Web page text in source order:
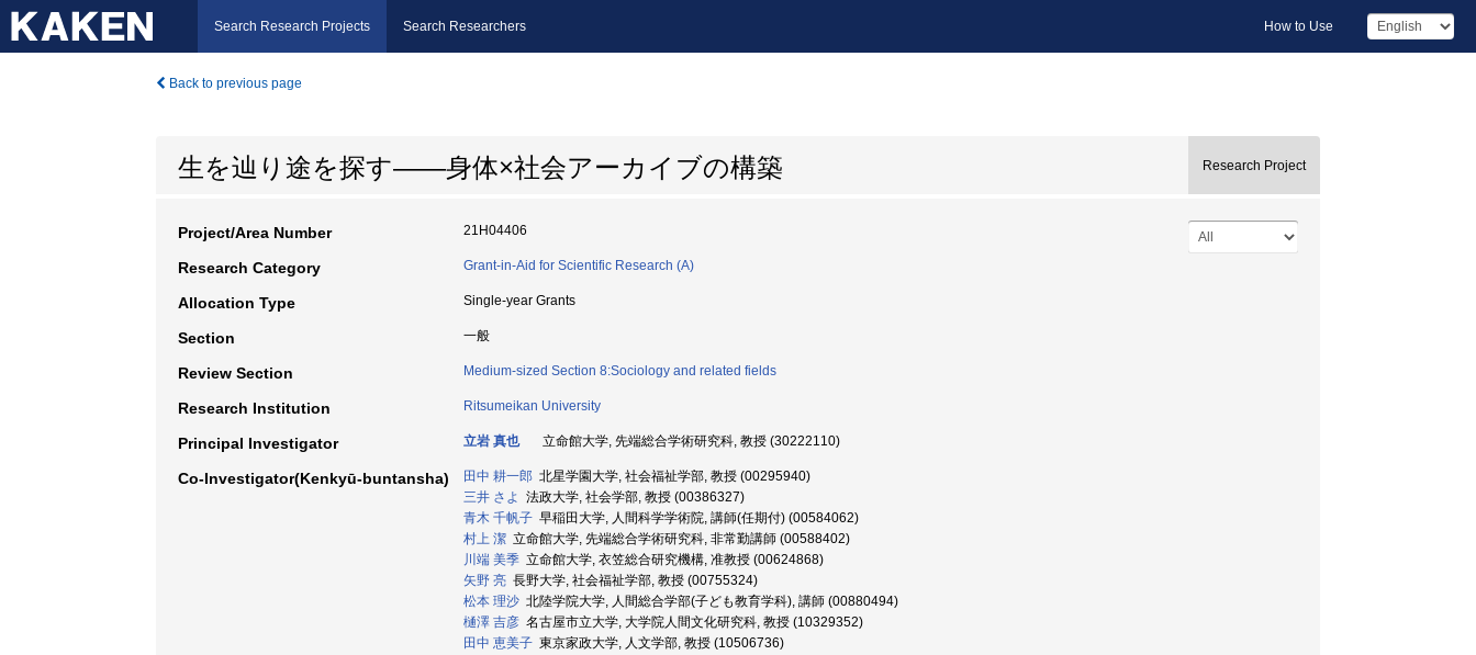
Search Research Projects Search Researchers How to Use
Back to previous page
生を辿り途を探す――身体×社会アーカイブの構築 Research Project
Project/Area Number 21H04406
Research Category Grant-in-Aid for Scientific Research (A)
Allocation Type Single-year Grants
Section 一般
Review Section Medium-sized Section 8:Sociology and related fields
Research Institution Ritsumeikan University
Principal Investigator 立岩 真也 立命館大学, 先端総合学術研究科, 教授 (30222110)
Co-Investigator(Kenkyū-buntansha) 田中 耕一郎 北星学園大学, 社会福祉学部, 教授 (00295940)
三井 さよ 法政大学, 社会学部, 教授 (00386327)
青木 千帆子 早稲田大学, 人間科学学術院, 講師(任期付) (00584062)
村上 潔 立命館大学, 先端総合学術研究科, 非常勤講師 (00588402)
川端 美季 立命館大学, 衣笠総合研究機構, 准教授 (00624868)
矢野 亮 長野大学, 社会福祉学部, 教授 (00755324)
松本 理沙 北陸学院大学, 人間総合学部(子ども教育学科), 講師 (00880494)
樋澤 吉彦 名古屋市立大学, 大学院人間文化研究科, 教授 (10329352)
田中 恵美子 東京家政大学, 人文学部, 教授 (10506736)